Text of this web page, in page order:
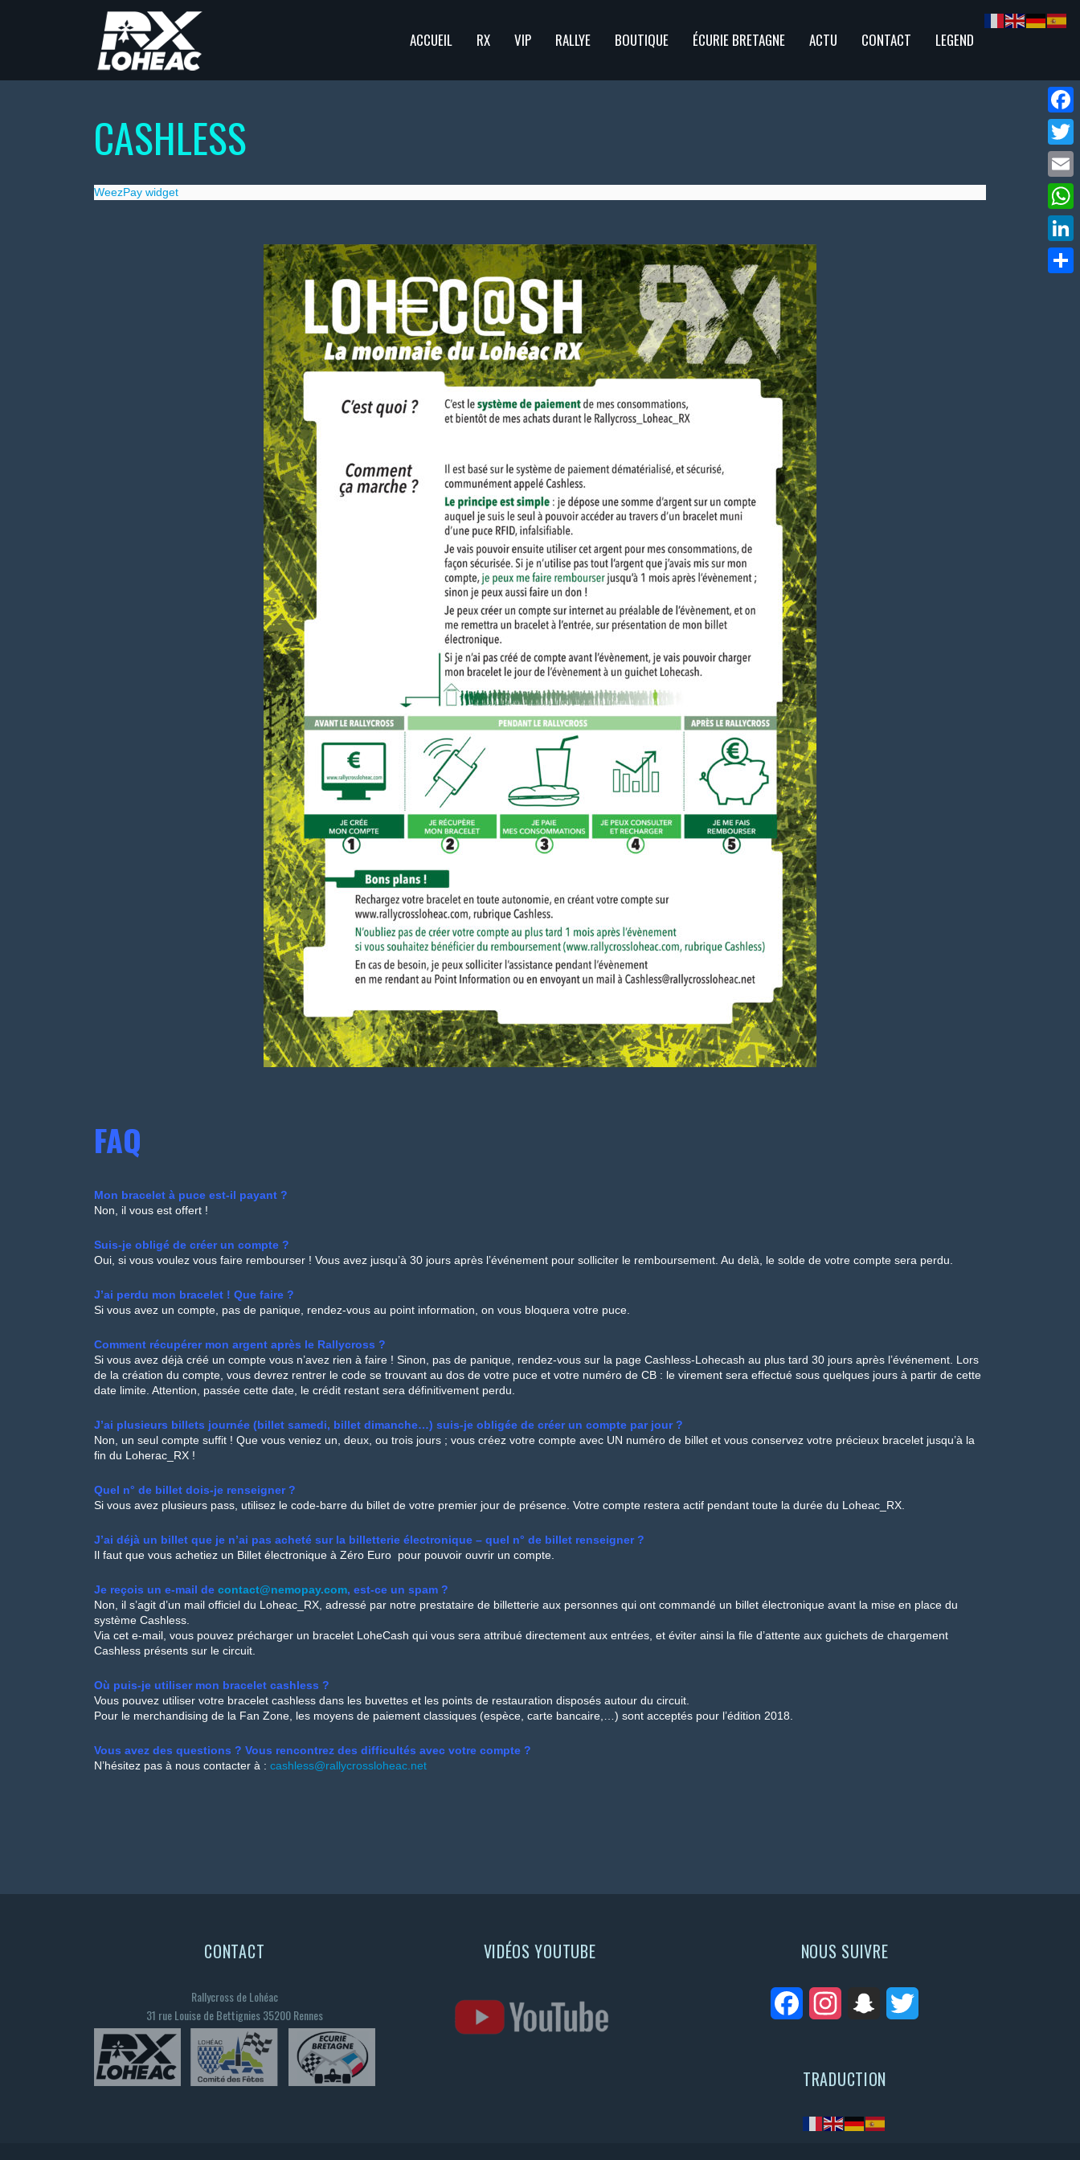
ACCUEIL RX VIP RALLYE BOUTIQUE ÉCURIE BRETAGNE ACTU CONTACT LEGEND
CASHLESS
WeezPay widget
FAQ
Mon bracelet à puce est-il payant ?
Non, il vous est offert !
Suis-je obligé de créer un compte ?
Oui, si vous voulez vous faire rembourser ! Vous avez jusqu’à 30 jours après l’événement pour solliciter le remboursement. Au delà, le solde de votre compte sera perdu.
J’ai perdu mon bracelet ! Que faire ?
Si vous avez un compte, pas de panique, rendez-vous au point information, on vous bloquera votre puce.
Comment récupérer mon argent après le Rallycross ?
Si vous avez déjà créé un compte vous n’avez rien à faire ! Sinon, pas de panique, rendez-vous sur la page Cashless-Lohecash au plus tard 30 jours après l’événement. Lors
de la création du compte, vous devrez rentrer le code se trouvant au dos de votre puce et votre numéro de CB : le virement sera effectué sous quelques jours à partir de cette
date limite. Attention, passée cette date, le crédit restant sera définitivement perdu.
J’ai plusieurs billets journée (billet samedi, billet dimanche…) suis-je obligée de créer un compte par jour ?
Non, un seul compte suffit ! Que vous veniez un, deux, ou trois jours ; vous créez votre compte avec UN numéro de billet et vous conservez votre précieux bracelet jusqu’à la
fin du Loherac_RX !
Quel n° de billet dois-je renseigner ?
Si vous avez plusieurs pass, utilisez le code-barre du billet de votre premier jour de présence. Votre compte restera actif pendant toute la durée du Loheac_RX.
J’ai déjà un billet que je n’ai pas acheté sur la billetterie électronique – quel n° de billet renseigner ?
Il faut que vous achetiez un Billet électronique à Zéro Euro pour pouvoir ouvrir un compte.
Je reçois un e-mail de contact@nemopay.com, est-ce un spam ?
Non, il s’agit d’un mail officiel du Loheac_RX, adressé par notre prestataire de billetterie aux personnes qui ont commandé un billet électronique avant la mise en place du
système Cashless.
Via cet e-mail, vous pouvez précharger un bracelet LoheCash qui vous sera attribué directement aux entrées, et éviter ainsi la file d’attente aux guichets de chargement
Cashless présents sur le circuit.
Où puis-je utiliser mon bracelet cashless ?
Vous pouvez utiliser votre bracelet cashless dans les buvettes et les points de restauration disposés autour du circuit.
Pour le merchandising de la Fan Zone, les moyens de paiement classiques (espèce, carte bancaire,…) sont acceptés pour l’édition 2018.
Vous avez des questions ? Vous rencontrez des difficultés avec votre compte ?
N’hésitez pas à nous contacter à : cashless@rallycrossloheac.net
CONTACT
Rallycross de Lohéac
31 rue Louise de Bettignies 35200 Rennes
VIDÉOS YOUTUBE NOUS SUIVRE
FacebookInstagramSnapchat
TRADUCTION
Email